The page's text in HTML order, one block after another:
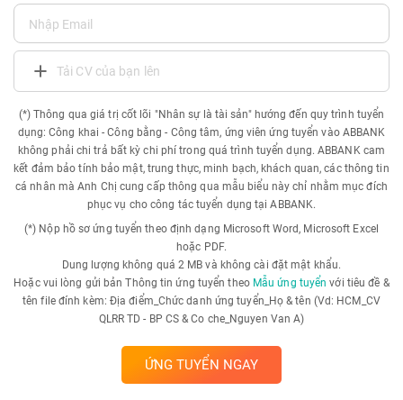
Tải CV của bạn lên
(*) Thông qua giá trị cốt lõi "Nhân sự là tài sản" hướng đến quy trình tuyển
dụng: Công khai - Công bằng - Công tâm, ứng viên ứng tuyển vào ABBANK
không phải chi trả bất kỳ chi phí trong quá trình tuyển dụng. ABBANK cam
kết đảm bảo tính bảo mật, trung thực, minh bạch, khách quan, các thông tin
cá nhân mà Anh Chị cung cấp thông qua mẫu biểu này chỉ nhằm mục đích
phục vụ cho công tác tuyển dụng tại ABBANK.
(*) Nộp hồ sơ ứng tuyển theo định dạng Microsoft Word, Microsoft Excel
hoặc PDF.
Dung lượng không quá 2 MB và không cài đặt mật khẩu.
Hoặc vui lòng gửi bản Thông tin ứng tuyển theo Mẫu ứng tuyển với tiêu đề &
tên file đính kèm: Địa điểm_Chức danh ứng tuyển_Họ & tên (Vd: HCM_CV
QLRR TD - BP CS & Co che_Nguyen Van A)
ỨNG TUYỂN NGAY